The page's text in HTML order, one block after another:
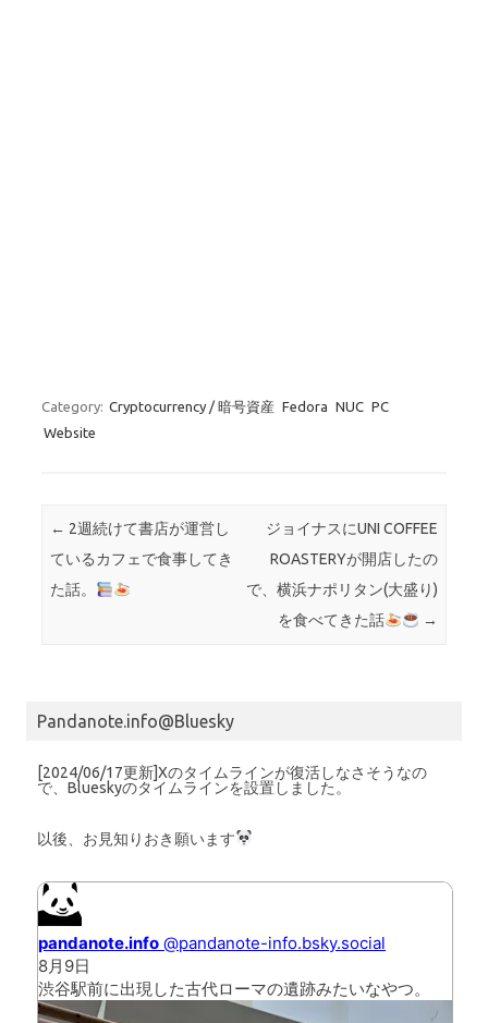
Category: Cryptocurrency / 暗号資産 Fedora NUC PC
Website
Post navigation
← 2週続けて書店が運営し
ているカフェで食事してき
た話。
ジョイナスにUNI COFFEE
ROASTERYが開店したの
で、横浜ナポリタン(大盛り)
を食べてきた話
→
Pandanote.info@Bluesky
[2024/06/17更新]Xのタイムラインが復活しなさそうなの
で、Blueskyのタイムラインを設置しました。
以後、お見知りおき願います